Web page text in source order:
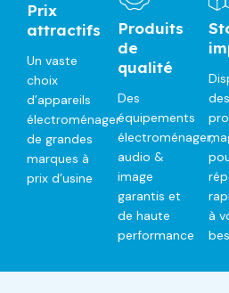
Prix
attractifs
Un vaste
choix
d’appareils
électroménager
de grandes
marques à
prix d’usine
Produits
de
qualité
Des
équipements
électroménager,
audio &
image
garantis et
de haute
performance
des
à